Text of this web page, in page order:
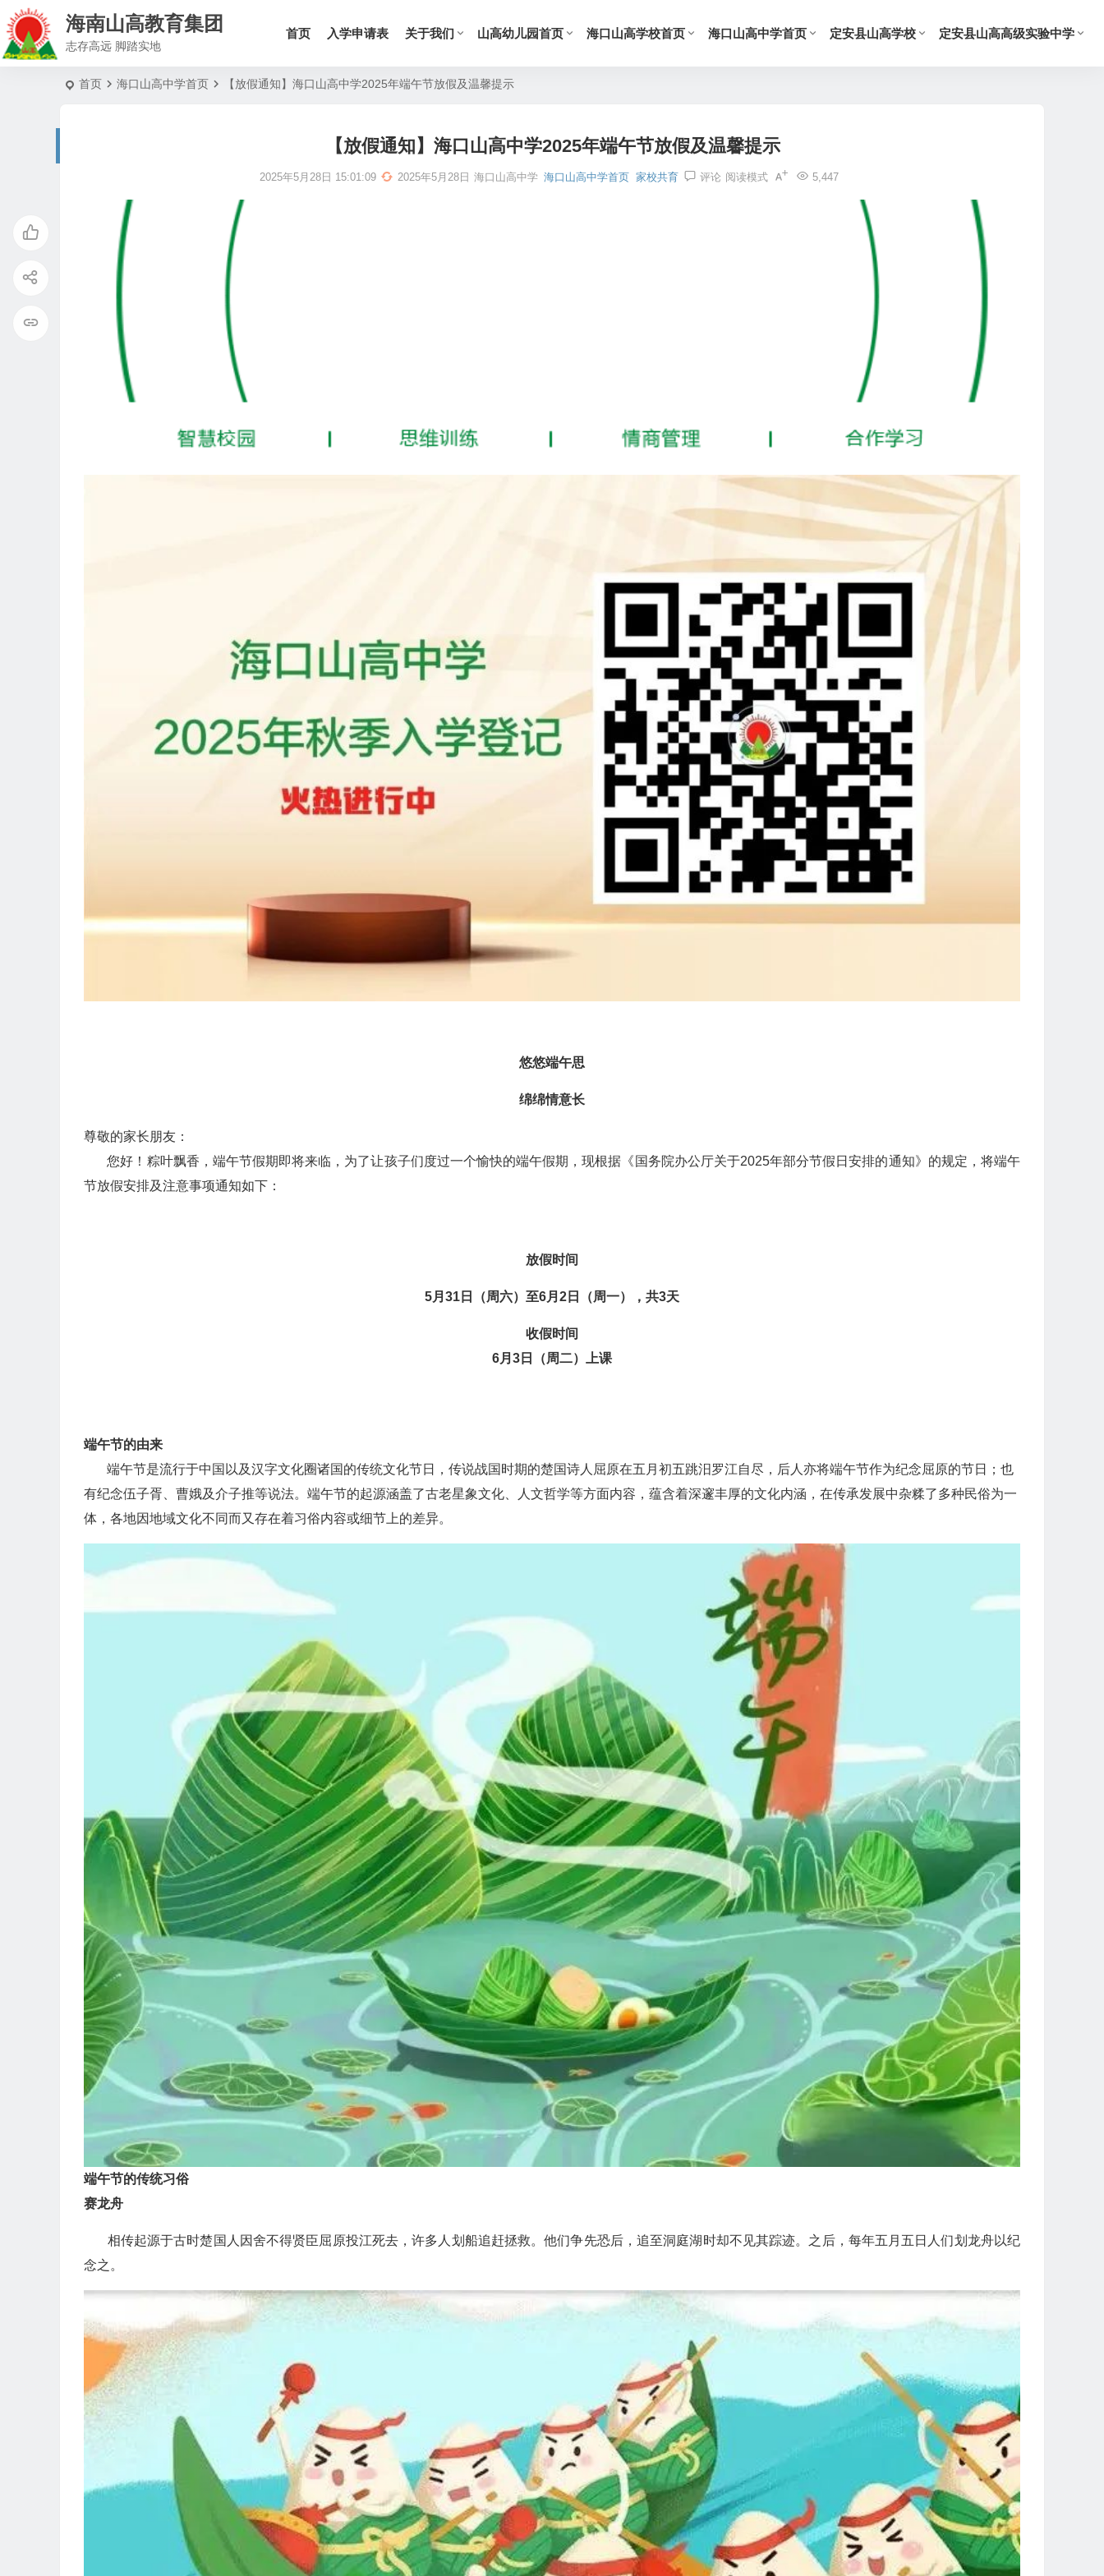
海南山高教育集团
志存高远 脚踏实地
首页 入学申请表 关于我们 山高幼儿园首页 海口山高学校首页 海口山高中学首页 定安县山高学校 定安县山高高级实验中学
首页 海口山高中学首页 【放假通知】海口山高中学2025年端午节放假及温馨提示
【放假通知】海口山高中学2025年端午节放假及温馨提示
2025年5月28日 15:01:09 2025年5月28日 海口山高中学 海口山高中学首页 家校共育 评论 5,447
阅读模式
悠悠端午思
绵绵情意长
尊敬的家长朋友：
您好！粽叶飘香，端午节假期即将来临，为了让孩子们度过一个愉快的端午假期，现根据《国务院办公厅关于2025年部分节假日安排的通知》的规定，将端午
节放假安排及注意事项通知如下：
放假时间
5月31日（周六）至6月2日（周一），共3天
收假时间
6月3日（周二）上课
端午节的由来
端午节是流行于中国以及汉字文化圈诸国的传统文化节日，传说战国时期的楚国诗人屈原在五月初五跳汨罗江自尽，后人亦将端午节作为纪念屈原的节日；也
有纪念伍子胥、曹娥及介子推等说法。端午节的起源涵盖了古老星象文化、人文哲学等方面内容，蕴含着深邃丰厚的文化内涵，在传承发展中杂糅了多种民俗为一
体，各地因地域文化不同而又存在着习俗内容或细节上的差异。
端午节的传统习俗
赛龙舟
相传起源于古时楚国人因舍不得贤臣屈原投江死去，许多人划船追赶拯救。他们争先恐后，追至洞庭湖时却不见其踪迹。之后，每年五月五日人们划龙舟以纪
念之。